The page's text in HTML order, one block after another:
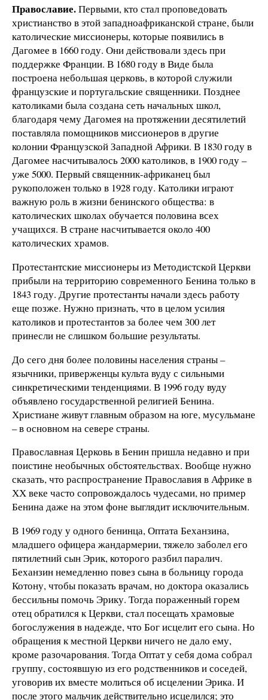
Православие.Первыми, кто стал проповедовать
христианство в этой западноафриканской стране, были
католические миссионеры, которые появились в
Дагомее в 1660 году. Они действовали здесь при
поддержке Франции. В 1680 году в Виде была
построена небольшая церковь, в которой служили
французские и португальские священники. Позднее
католиками была создана сеть начальных школ,
благодаря чему Дагомея на протяжении десятилетий
поставляла помощников миссионеров в другие
колонии Французской Западной Африки. В 1830 году в
Дагомее насчитывалось 2000 католиков, в 1900 году –
уже 5000. Первый священник-африканец был
рукоположен только в 1928 году. Католики играют
важную роль в жизни бенинского общества: в
католических школах обучается половина всех
учащихся. В стране насчитывается около 400
католических храмов.
Протестантские миссионеры из Методистской Церкви
прибыли на территорию современного Бенина только в
1843 году. Другие протестанты начали здесь работу
еще позже. Нужно признать, что в целом усилия
католиков и протестантов за более чем 300 лет
принесли не слишком большие результаты.
До сего дня более половины населения страны –
язычники, приверженцы культа вуду с сильными
синкретическими тенденциями. В 1996 году вуду
объявлено государственной религией Бенина.
Христиане живут главным образом на юге, мусульмане
– в основном на севере страны.
Православная Церковь в Бенин пришла недавно и при
поистине необычных обстоятельствах. Вообще нужно
сказать, что распространение Православия в Африке в
ХХ веке часто сопровождалось чудесами, но пример
Бенина даже на этом фоне выглядит исключительным.
В 1969 году у одного бенинца, Оптата Беханзина,
младшего офицера жандармерии, тяжело заболел его
пятилетний сын Эрик, которого разбил паралич.
Беханзин немедленно повез сына в больницу города
Котону, чтобы показать врачам, но доктора оказались
бессильны помочь Эрику. Тогда пораженный горем
отец обратился к Церкви, стал посещать храмовые
богослужения в надежде, что Бог исцелит его сына. Но
обращения к местной Церкви ничего не дало ему,
кроме разочарования. Тогда Оптат у себя дома собрал
группу, состоявшую из его родственников и соседей,
уговорив их вместе молиться об исцелении Эрика. И
после этого мальчик действительно исцелился; это